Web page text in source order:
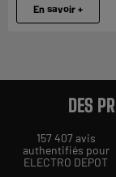
En savoir +
DES
157 407 avis
authentifiés pour
ELECTRO DEPOT